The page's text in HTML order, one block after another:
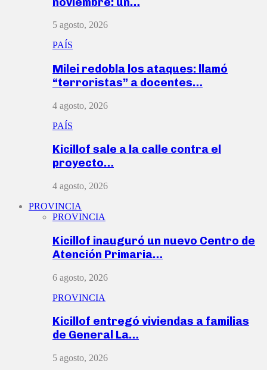
5 agosto, 2026
PAÍS
Milei redobla los ataques: llamó
“terroristas” a docentes…
4 agosto, 2026
PAÍS
Kicillof sale a la calle contra el
proyecto…
4 agosto, 2026
PROVINCIA
PROVINCIA
Kicillof inauguró un nuevo Centro de
Atención Primaria…
6 agosto, 2026
PROVINCIA
Kicillof entregó viviendas a familias
de General La…
5 agosto, 2026